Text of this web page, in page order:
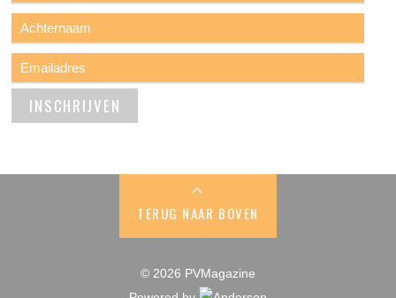
TERUG NAAR BOVEN
© 2026 PVMagazine